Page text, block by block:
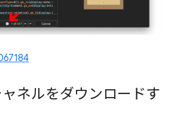
ネルをダウンロードす